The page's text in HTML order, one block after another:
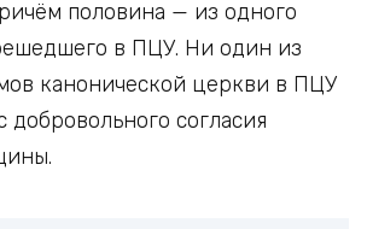
половина — из одного
в ПЦУ. Ни один из
канонической церкви в ПЦУ
согласия